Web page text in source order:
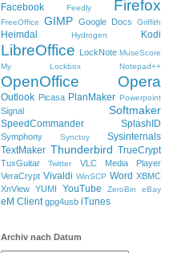
Facebook
Feedly Firefox
FreeOffice GIMP Google Docs Griffith
Heimdal Hydrogen Kodi
LibreOffice LockNote MuseScore
My Lockbox
Notepad++
OpenOffice Opera
Outlook Picasa PlanMaker Powerpoint
Signal Softmaker
SpeedCommander SplashID
Symphony Synctoy
Sysinternals
TextMaker Thunderbird TrueCrypt
TuxGuitar Twitter
VLC Media Player
VeraCrypt Vivaldi WinSCP Word XBMC
XnView YUMI YouTube ZeroBin eBay
eM Client gpg4usb iTunes
Archiv nach Datum